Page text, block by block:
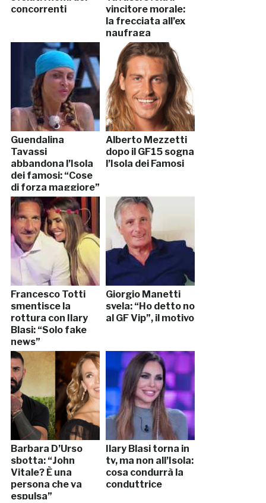
concorrenti
vincitore morale:
la frecciata all’ex
naufraga
Guendalina
Tavassi
abbandona l’Isola
dei famosi: “Cose
di forza maggiore”
Alberto Mezzetti
dopo il GF15 sogna
l’Isola dei Famosi
Francesco Totti
smentisce la
rottura con Ilary
Blasi: “Solo fake
news”
Giorgio Manetti
svela: “Ho detto no
al GF Vip”, il motivo
Barbara D’Urso
sbotta: “John
Vitale? È una
persona che va
espulsa”
Ilary Blasi torna in
tv, ma non all’Isola:
cosa condurrà la
conduttrice